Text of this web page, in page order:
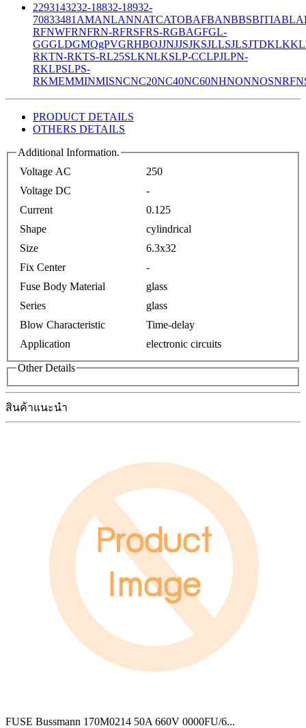
2293143232-18832-18932-
70833481 AMANLANNATCATOBAFBANBBSBITIABLA
RFNWFRNFRN-RFRSFRS-RGBAGFGL-
GGGLDGMQgPVGRHBOJJNJJSJKSJLLSJLSJTDKLK
RKTN-RKTS-RL25SLKNLKSLP-CCLPJLPN-
RKLPSLPS-
RKMEMMINMISNCNC20NC40NC60NHNONNOSNRF
PRODUCT DETAILS
OTHERS DETAILS
Additional Information.
Voltage AC
250
Voltage DC
-
Current
0.125
Shape
cylindrical
Size
6.3x32
Fix Center
-
Fuse Body Material
glass
Series
glass
Blow Characteristic
Time-delay
Application
electronic circuits
Other Details
สินค้าแนะนำ
FUSE Bussmann 170M0214 50A 660V 0000FU/6...